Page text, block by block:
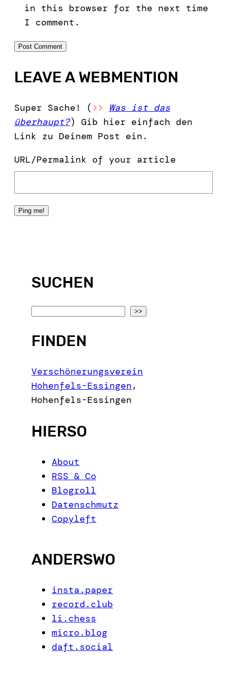
in this browser for the next time
I comment.
LEAVE A WEBMENTION
Super Sache! ( >>
Was ist das
überhaupt?) Gib hier einfach den
Link zu Deinem Post ein.
URL/Permalink of your article
SUCHEN
a
c
h
>>
FINDEN
Verschönerungsverein
Hohenfels-Essingen,
Hohenfels-Essingen
HIERSO
About
RSS & Co
Blogroll
Datenschmutz
Copyleft
ANDERSWO
insta.paper
record.club
li.chess
micro.blog
daft.social